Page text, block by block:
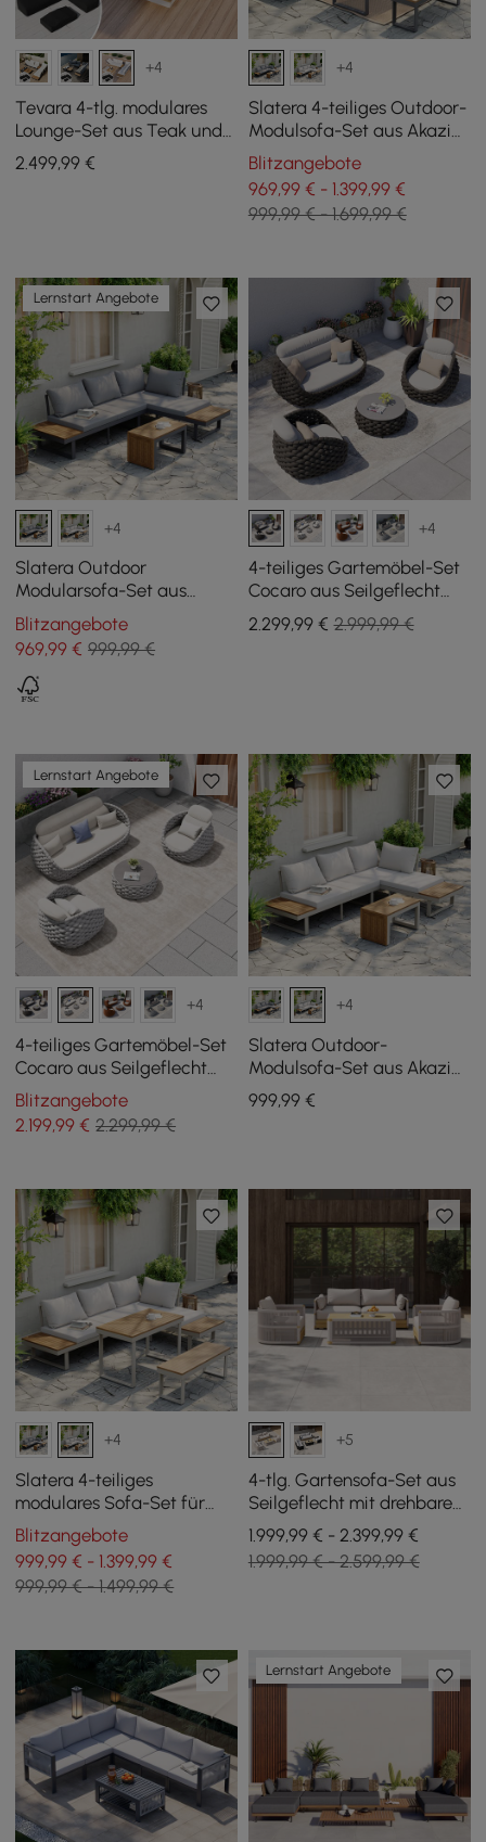
+4
Tevara 4-tlg. modulares
Lounge-Set aus Teak und
Aluminium in Weiß m/
schwarzer Schutzhülle, 6
2.499,99 €
+4
Slatera 4-teiliges Outdoor-
Modulsofa-Set aus Akazie
& Aluminium in Dunkelgrau
Blitzangebote
969,99 € - 1.399,99 €
999,99 € - 1.699,99 €
Lernstart Angebote
+4
Slatera Outdoor
Modularsofa-Set aus
Akazie & Aluminium in
Dunkelgrau
Blitzangebote
969,99 € 999,99 €
+4
4-teiliges Gartemöbel-Set
Cocaro aus Seilgeflecht
mit Couchtisch und
drehbarem Sockel,
2.299,99€ 2.999,99 €
Lernstart Angebote
+4
4-teiliges Gartemöbel-Set
Cocaro aus Seilgeflecht
mit Couchtisch und
drehbarem Sockel, Grau-
Weiß
Blitzangebote
2.199,99 € 2.299,99 €
+4
Slatera Outdoor-
Modulsofa-Set aus Akazie
und Aluminium in Hellgrau
999,99€
+4
Slatera 4-teiliges
modulares Sofa-Set für
den Außenbereich aus
Akazienholz und
Aluminium in Hellgrau
Blitzangebote
999,99 € - 1.399,99 €
999,99 € - 1.499,99 €
+5
4-tlg. Gartensofa-Set aus
Seilgeflecht mit drehbaren
Sesseln und Couchtisch in
Elfenbein für 4 Pers.
1.999,99 € - 2.399,99 €
1.999,99 € - 2.599,99 €
Lernstart Angebote